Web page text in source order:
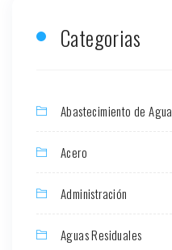
Categorias
Abastecimiento de Agua
Acero
Administración
Aguas Residuales